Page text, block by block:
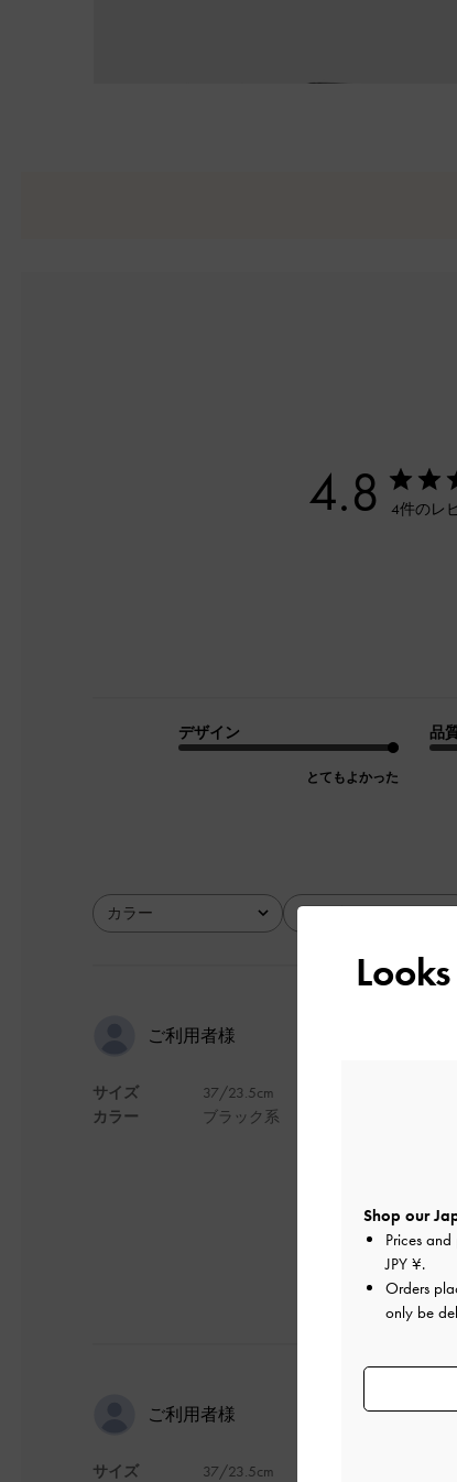
4.8 4件のレ
デザイン
とてもよかった
品
カラー
全て サイズ
ご利用者様
サイズ
カラー
37/23.5cm
ブラック系
太めで
フィットする
靴が好みなの
ご利用者様
サイズ
37/23.5cm
すこし
Shop our
Prices
JPY ¥.
Orders
only be